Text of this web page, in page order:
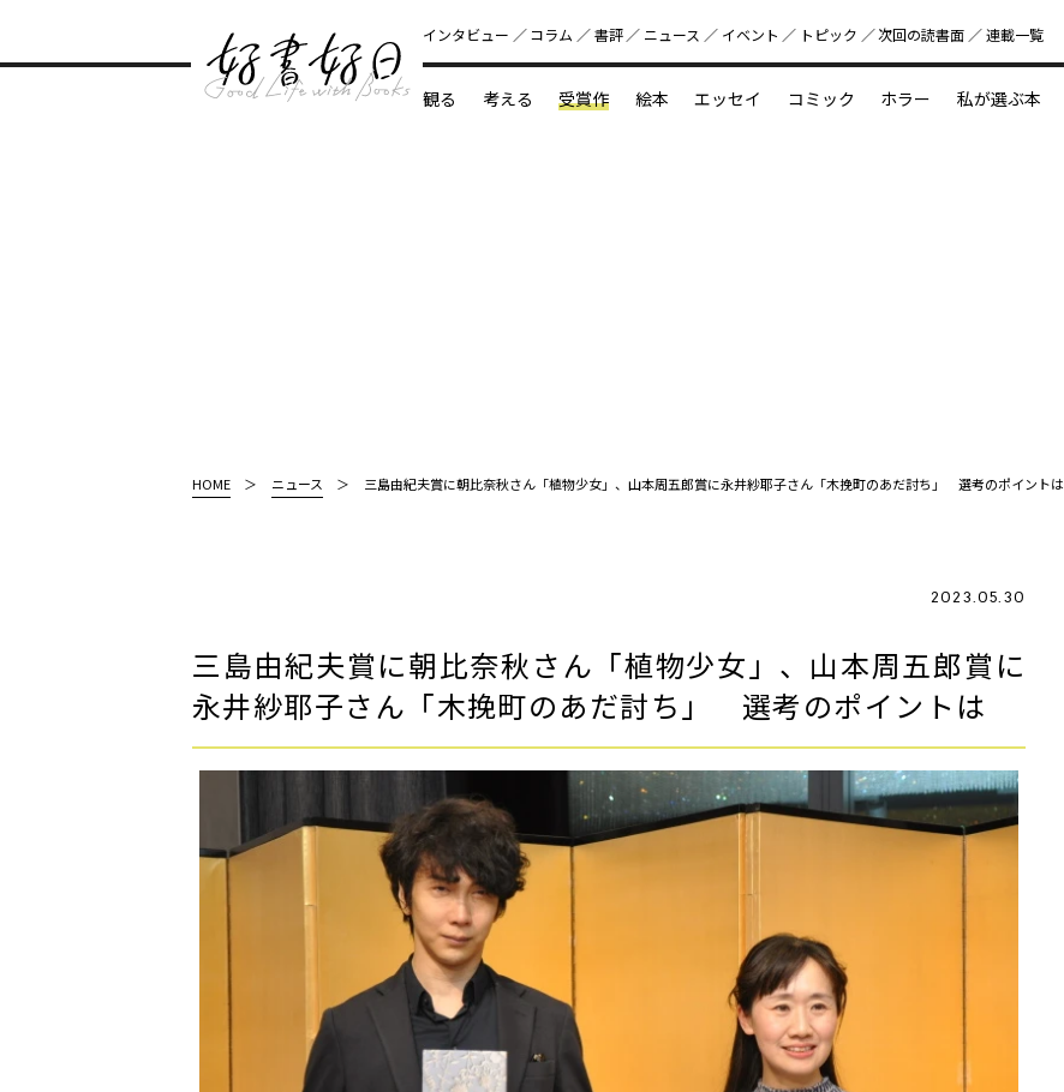
好書好日
インタビュー コラム 書評 ニュース イベント トピック 次回の読書⾯ 連載一覧
観る 考える 受賞作 絵本 エッセイ コミック ホラー 私が選ぶ本
HOME ニュース 三島由紀夫賞に朝比奈秋さん「植物少女」、山本周五郎賞に永井紗耶子さん「木挽町のあだ討ち」 選考のポイントは
2023.05.30
三島由紀夫賞に朝比奈秋さん「植物少女」、山本周五郎賞に
永井紗耶子さん「木挽町のあだ討ち」 選考のポイントは